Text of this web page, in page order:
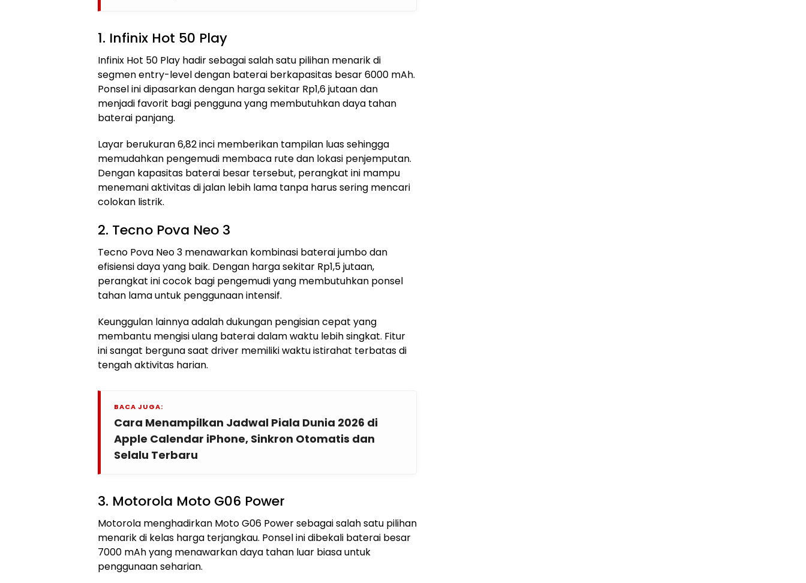
1. Infinix Hot 50 Play
Infinix Hot 50 Play hadir sebagai salah satu pilihan menarik di
segmen entry-level dengan baterai berkapasitas besar 6000 mAh.
Ponsel ini dipasarkan dengan harga sekitar Rp1,6 jutaan dan
menjadi favorit bagi pengguna yang membutuhkan daya tahan
baterai panjang.
Layar berukuran 6,82 inci memberikan tampilan luas sehingga
memudahkan pengemudi membaca rute dan lokasi penjemputan.
Dengan kapasitas baterai besar tersebut, perangkat ini mampu
menemani aktivitas di jalan lebih lama tanpa harus sering mencari
colokan listrik.
2. Tecno Pova Neo 3
Tecno Pova Neo 3 menawarkan kombinasi baterai jumbo dan
efisiensi daya yang baik. Dengan harga sekitar Rp1,5 jutaan,
perangkat ini cocok bagi pengemudi yang membutuhkan ponsel
tahan lama untuk penggunaan intensif.
Keunggulan lainnya adalah dukungan pengisian cepat yang
membantu mengisi ulang baterai dalam waktu lebih singkat. Fitur
ini sangat berguna saat driver memiliki waktu istirahat terbatas di
tengah aktivitas harian.
BACA JUGA:
Cara Menampilkan Jadwal Piala Dunia 2026 di
Apple Calendar iPhone, Sinkron Otomatis dan
Selalu Terbaru
3. Motorola Moto G06 Power
Motorola menghadirkan Moto G06 Power sebagai salah satu pilihan
menarik di kelas harga terjangkau. Ponsel ini dibekali baterai besar
7000 mAh yang menawarkan daya tahan luar biasa untuk
penggunaan seharian.